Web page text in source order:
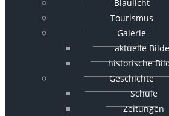
Blaulicht
Tourismus
Galerie
aktuelle
historische
Geschichte
Schule
Zeitungen